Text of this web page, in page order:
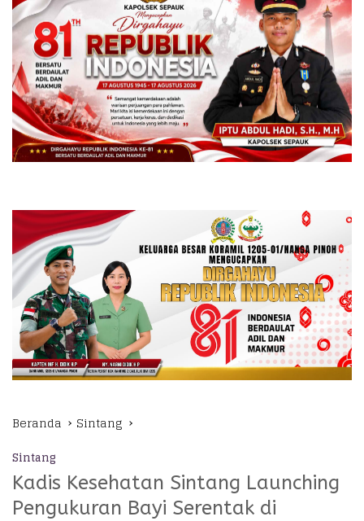
Beranda Sintang
Sintang
Kadis Kesehatan Sintang Launching
Pengukuran Bayi Serentak di